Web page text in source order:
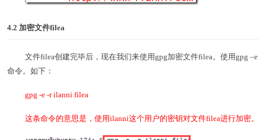
4.2 加密文件filea
文件filea创建完毕后，现在我们来使用gpg加密文件filea。使用gpg –e
命令。如下：
gpg -e -r ilanni filea
这条命令的意思是，使用ilanni这个用户的密钥对文件filea进行加密。